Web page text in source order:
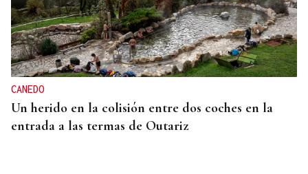
CANEDO
Un herido en la colisión entre dos coches en la
entrada a las termas de Outariz